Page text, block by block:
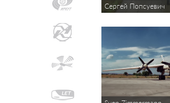
Сергей Попсуевич